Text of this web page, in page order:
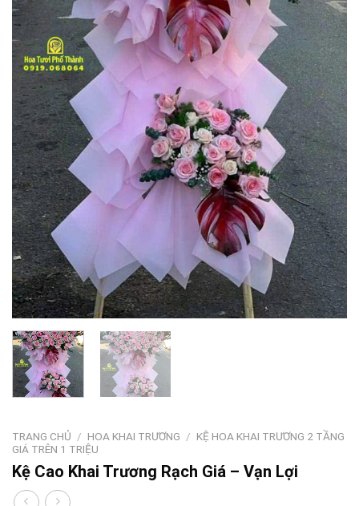
TRANG CHỦ / HOA KHAI TRƯƠNG / KỆ HOA KHAI TRƯƠNG 2 TẦNG
GIÁ TRÊN 1 TRIỆU
Kệ Cao Khai Trương Rạch Giá – Vạn Lợi